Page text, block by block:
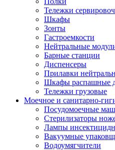
Тележки
Шкафы
Зонты
Гастроемкости
Нейтральные
Барные станции
Диспенсеры
Прилавки
Шкафы распашные
Тележки грузовые
Моечное и санитарно-
Посудомоечные
Стерилизаторы
Лампы
Вакуумные
Водоумягчители